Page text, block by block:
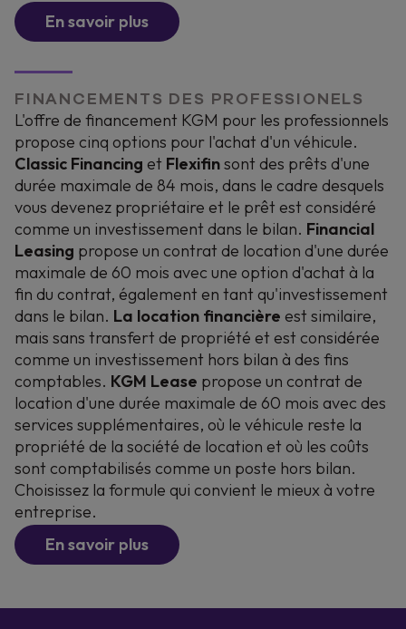
En savoir plus
FINANCEMENTS DES PROFESSIONELS
L'offre de financement KGM pour les professionnels
propose cinq options pour l'achat d'un véhicule.
Classic Financing et Flexifinsont des prêts d'une
durée maximale de 84 mois, dans le cadre desquels
vous devenez propriétaire et le prêt est considéré
comme un investissement dans le bilan. Financial
Leasing propose un contrat de location d'une durée
maximale de 60 mois avec une option d'achat à la
fin du contrat, également en tant qu'investissement
dans le bilan. La location financière est similaire,
mais sans transfert de propriété et est considérée
comme un investissement hors bilan à des fins
comptables. KGM Lease propose un contrat de
location d'une durée maximale de 60 mois avec des
services supplémentaires, où le véhicule reste la
propriété de la société de location et où les coûts
sont comptabilisés comme un poste hors bilan.
Choisissez la formule qui convient le mieux à votre
entreprise.
En savoir plus